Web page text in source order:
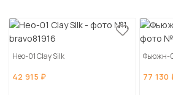
Нео-01 Clay Silk
42 915 ₽
Фьюжн-
77 130